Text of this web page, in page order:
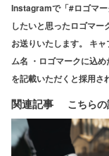
Instagramで「#ロゴマ
したいと思ったロゴマ
お送りいたします。 キ
ム名 ・ロゴマークに込
を記載いただくと採用さ
関連記事